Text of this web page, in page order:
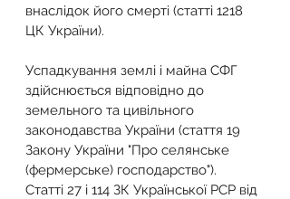
внаслідок його смерті (статті 1218
ЦК України).
Успадкування землі і майна СФГ
здійснюється відповідно до
земельного та цивільного
законодавства України (стаття 19
Закону України "Про селянське
(фермерське) господарство").
Статті 27 і 114 ЗК Української РСР від